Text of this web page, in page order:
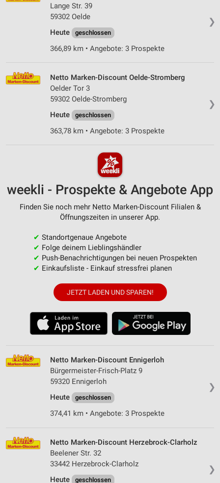
❯
Lange Str. 39
59302 Oelde
Heute
geschlossen
366,89 km • Angebote: 3 Prospekte
❯
Netto Marken-Discount Oelde-Stromberg
Oelder Tor 3
59302 Oelde-Stromberg
Heute
geschlossen
363,78 km • Angebote: 3 Prospekte
weekli - Prospekte & Angebote App
Finden Sie noch mehr Netto Marken-Discount Filialen &
Öffnungszeiten in unserer App.
✔ Standortgenaue Angebote
✔ Folge deinem Lieblingshändler
✔ Push-Benachrichtigungen bei neuen Prospekten
✔ Einkaufsliste - Einkauf stressfrei planen
JETZT LADEN UND SPAREN!
❯
Netto Marken-Discount Ennigerloh
Bürgermeister-Frisch-Platz 9
59320 Ennigerloh
Heute
geschlossen
374,41 km • Angebote: 3 Prospekte
❯
Netto Marken-Discount Herzebrock-Clarholz
Beelener Str. 32
33442 Herzebrock-Clarholz
Heute
geschlossen